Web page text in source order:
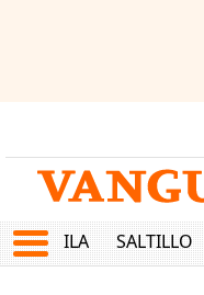
COAHUILA SALTILLO